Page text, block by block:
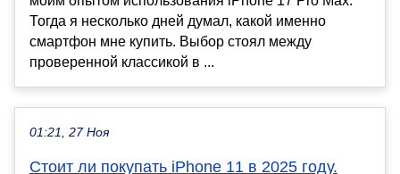
Тогда я несколько дней думал, какой именно
смартфон мне купить. Выбор стоял между
проверенной классикой в ...
01:21, 27 Ноя
Стоит ли покупать iPhone 11 в 2025 году.